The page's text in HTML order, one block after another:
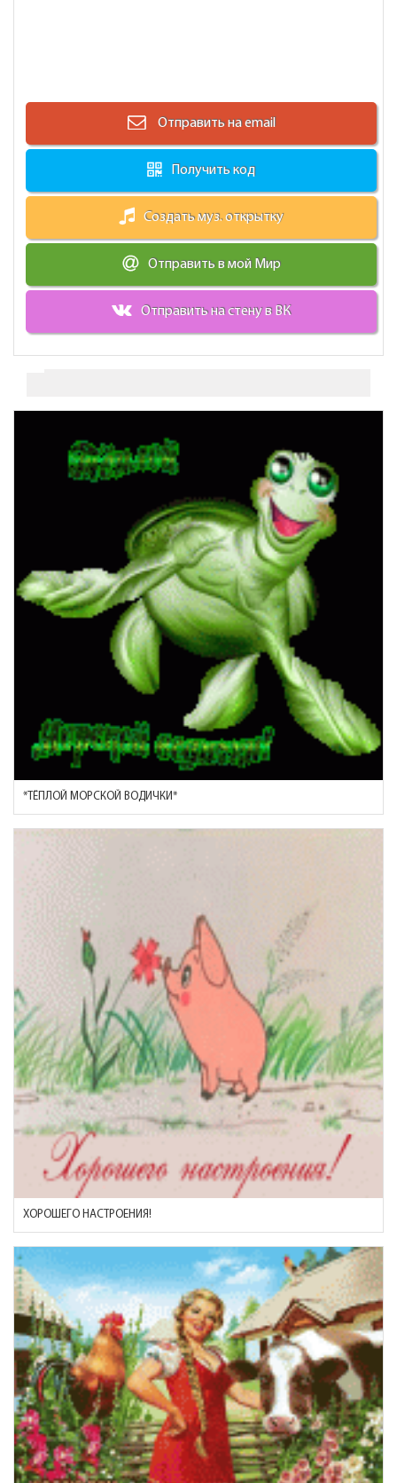
Отправить на email
Получить код
Создать муз. открытку
Отправить в мой Мир
Отправить на стену в ВК
*ТЁПЛОЙ МОРСКОЙ ВОДИЧКИ*
ХОРОШЕГО НАСТРОЕНИЯ!